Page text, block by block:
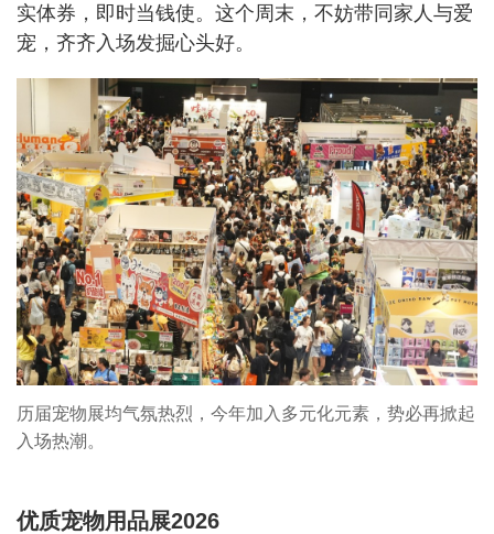
实体券，即时当钱使。这个周末，不妨带同家人与爱
宠，齐齐入场发掘心头好。
历届宠物展均气氛热烈，今年加入多元化元素，势必再掀起
入场热潮。
优质宠物用品展2026